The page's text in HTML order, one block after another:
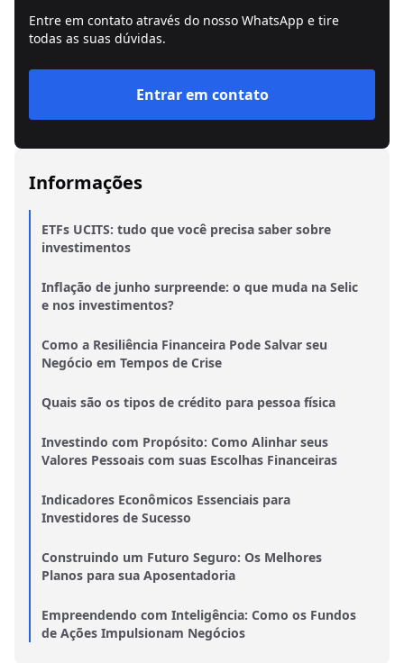
Entre em contato através do nosso WhatsApp e tire
todas as suas dúvidas.
Entrar em contato
Informações
ETFs UCITS: tudo que você precisa saber sobre
investimentos
Inflação de junho surpreende: o que muda na Selic
e nos investimentos?
Como a Resiliência Financeira Pode Salvar seu
Negócio em Tempos de Crise
Quais são os tipos de crédito para pessoa física
Investindo com Propósito: Como Alinhar seus
Valores Pessoais com suas Escolhas Financeiras
Indicadores Econômicos Essenciais para
Investidores de Sucesso
Construindo um Futuro Seguro: Os Melhores
Planos para sua Aposentadoria
Empreendendo com Inteligência: Como os Fundos
de Ações Impulsionam Negócios